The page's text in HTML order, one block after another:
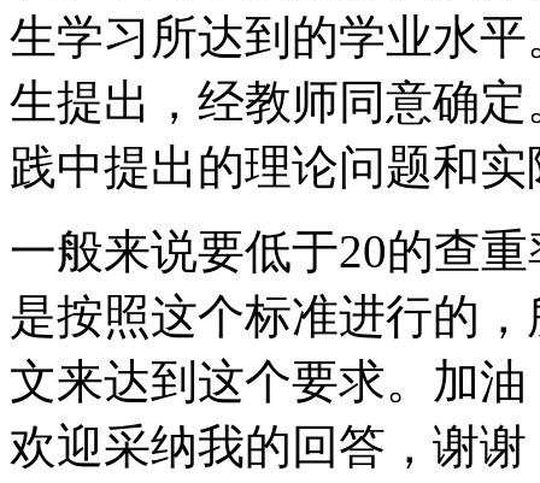
生学习所达到的学业水
生提出，经教师同意确
践中提出的理论问题和
一般来说要低于20的查
是按照这个标准进行的
文来达到这个要求。加
欢迎采纳我的回答，谢谢